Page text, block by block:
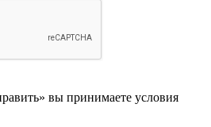
вы принимаете условия